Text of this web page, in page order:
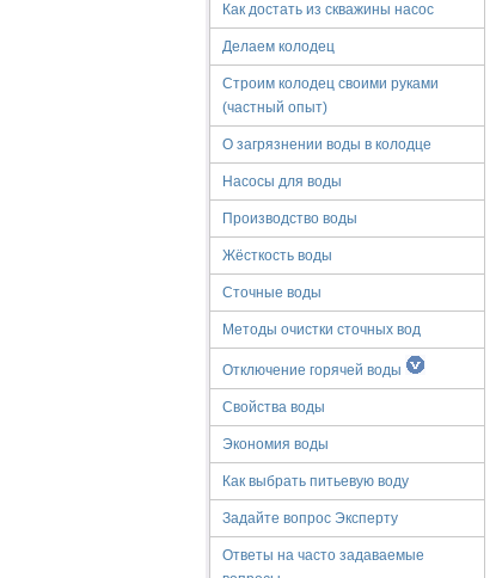
Как достать из скважины насос
Делаем колодец
Строим колодец своими руками
(частный опыт)
О загрязнении воды в колодце
Насосы для воды
Производство воды
Жёсткость воды
Сточные воды
Методы очистки сточных вод
Отключение горячей воды
Свойства воды
Экономия воды
Как выбрать питьевую воду
Задайте вопрос Эксперту
Ответы на часто задаваемые